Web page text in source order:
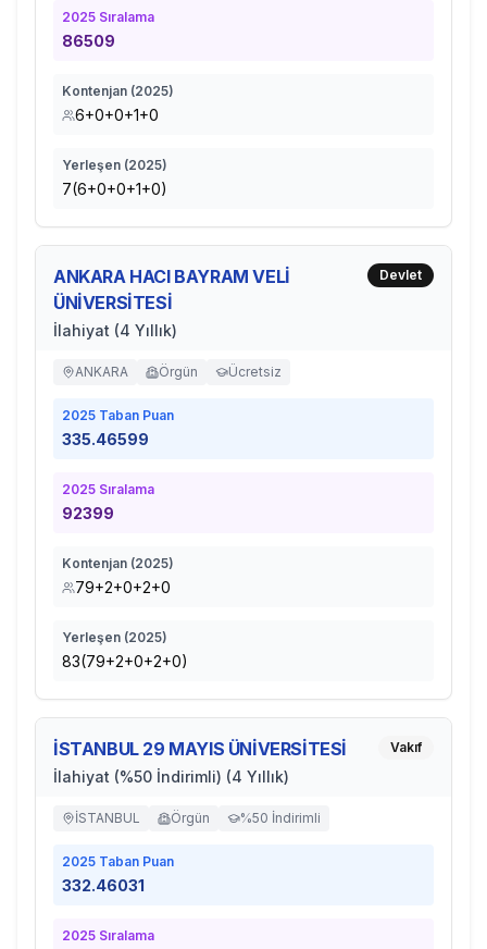
2025 Sıralama
86509
Kontenjan (2025)
6+0+0+1+0
Yerleşen (2025)
7(6+0+0+1+0)
ANKARA HACI BAYRAM VELİ
ÜNİVERSİTESİ
İlahiyat (4 Yıllık)
Devlet
ANKARA Örgün Ücretsiz
2025 Taban Puan
335.46599
2025 Sıralama
92399
Kontenjan (2025)
79+2+0+2+0
Yerleşen (2025)
83(79+2+0+2+0)
İSTANBUL 29 MAYIS ÜNİVERSİTESİ
İlahiyat (%50 İndirimli) (4 Yıllık)
Vakıf
İSTANBUL Örgün %50 İndirimli
2025 Taban Puan
332.46031
2025 Sıralama